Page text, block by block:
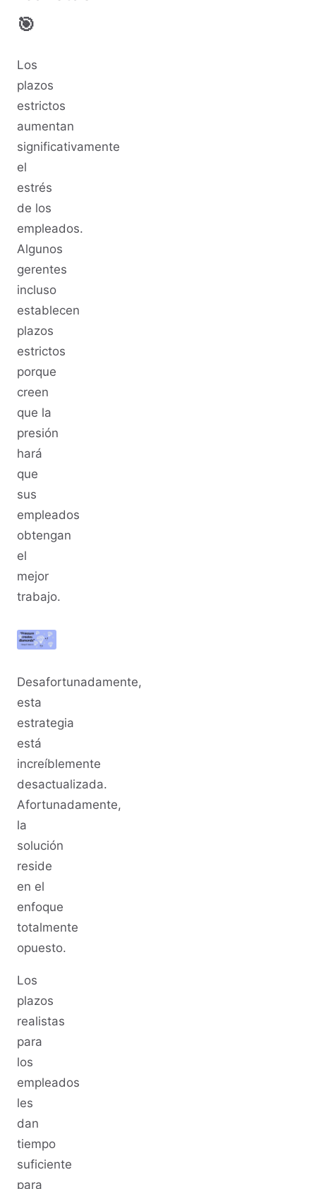
🎯
Los
plazos
estrictos
aumentan
significativamente
el
estrés
de los
empleados.
Algunos
gerentes
incluso
establecen
plazos
estrictos
porque
creen
que la
presión
hará
que
sus
empleados
obtengan
el
mejor
trabajo.
Desafortunadamente,
esta
estrategia
está
increíblemente
desactualizada.
Afortunadamente,
la
solución
reside
en el
enfoque
totalmente
opuesto.
Los
plazos
realistas
para
los
empleados
les
dan
tiempo
suficiente
para